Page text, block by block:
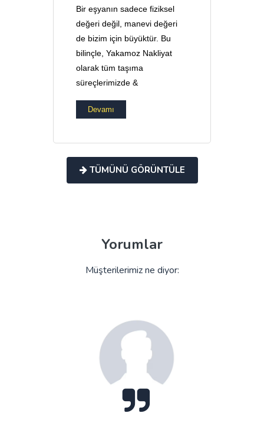
Bir eşyanın sadece fiziksel
değeri değil, manevi değeri
de bizim için büyüktür. Bu
bilinçle, Yakamoz Nakliyat
olarak tüm taşıma
süreçlerimizde &
Devamı
TÜMÜNÜ GÖRÜNTÜLE
Yorumlar
Müşterilerimiz ne diyor: